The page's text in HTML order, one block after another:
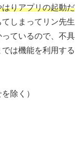
りアプリの起動だ
しまってリン先生
ているので、不具
は機能を利用する
除く）